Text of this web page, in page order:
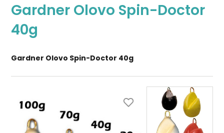
Gardner Olovo Spin-Doctor
40g
Gardner Olovo Spin-Doctor 40g